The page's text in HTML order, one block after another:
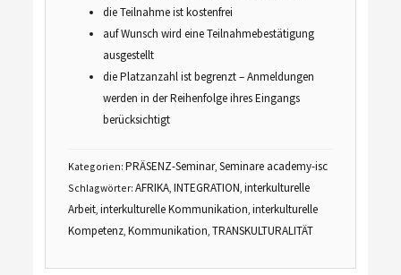
die Teilnahme ist kostenfrei
auf Wunsch wird eine Teilnahmebestätigung
ausgestellt
die Platzanzahl ist begrenzt – Anmeldungen
werden in der Reihenfolge ihres Eingangs
berücksichtigt
Kategorien:PRÄSENZ-Seminar,Seminare academy-isc
Schlagwörter:AFRIKA ,INTEGRATION ,interkulturelle
Arbeit ,interkulturelle Kommunikation ,interkulturelle
Kompetenz ,Kommunikation ,TRANSKULTURALITÄT